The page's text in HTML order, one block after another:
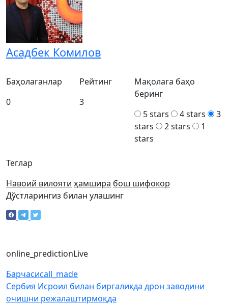
Асадбек Комилов
Теглар
Навоий вилояти ҳамшира бош шифокор
Баҳолаганлар
0
Рейтинг
3
Мақолага баҳо
беринг
5 stars
4 stars
3
stars
2 stars
1
stars
Дўстларингиз билан улашинг
online_predictionLive
Барчасиcall_made
Сербия Исроил билан биргаликда дрон заводини
очишни режалаштирмоқда